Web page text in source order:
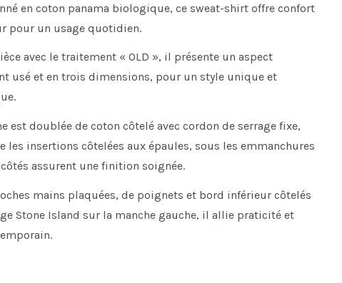
en coton panama biologique, ce sweat-shirt offre confort
pour un usage quotidien.
avec le traitement « OLD », il présente un aspect
usé et en trois dimensions, pour un style unique et
est doublée de coton côtelé avec cordon de serrage fixe,
les insertions côtelées aux épaules, sous les emmanchures
assurent une finition soignée.
mains plaquées, de poignets et bord inférieur côtelés
Stone Island sur la manche gauche, il allie praticité et